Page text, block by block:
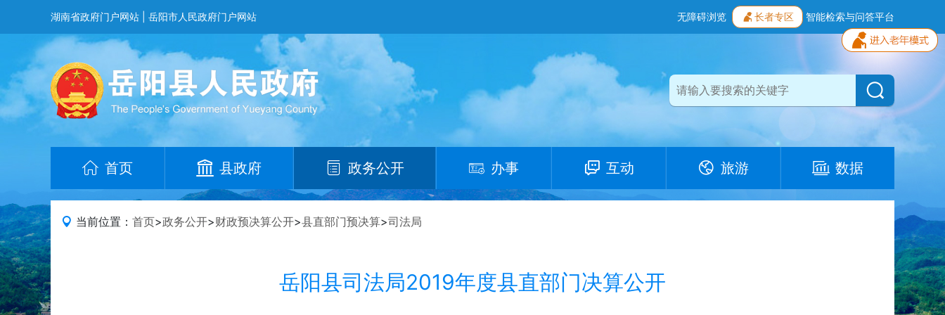
湖南省政府门户网站 岳阳市人民政府门户网站 无障碍浏览 长者专区 智能检索与问答平台
首页 县政府 政务公开 办事 互动 旅游 数据
当前位置： 首页>政务公开>财政预决算公开>县直部门预决算>司法局
岳阳县司法局2019年度县直部门决算公开